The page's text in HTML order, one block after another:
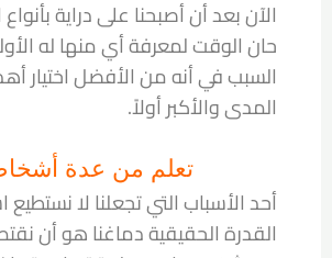
الآن بعد أن أصبحنا على دراية
حان الوقت لمعرفة أي منها له
السبب في أنه من الأفضل اختيار
المدى والأكبر أولاً.
تعلم من عدة
أحد الأسباب التي تجعلنا لا
القدرة الحقيقية دماغنا هو أن